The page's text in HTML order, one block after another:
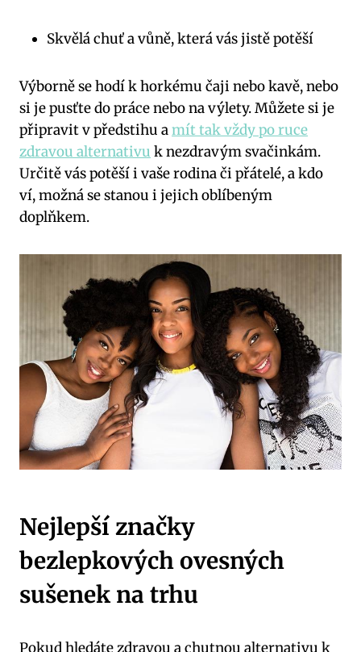
Skvělá chuť a vůně, která vás jistě potěší
Výborně se hodí k horkému čaji nebo kavě, nebo
si je pusťte do práce nebo na výlety. Můžete si je
připravit v předstihu amít tak vždy po ruce
zdravou alternativu k nezdravým svačinkám.
Určitě vás potěší i vaše rodina či přátelé, a kdo
ví, možná se stanou i jejich oblíbeným
doplňkem.
Nejlepší značky
bezlepkových ovesných
sušenek na trhu
Pokud hledáte zdravou a chutnou alternativu k